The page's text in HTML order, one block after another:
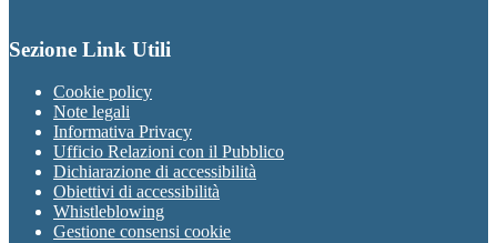
Sezione Link Utili
Cookie policy
Note legali
Informativa Privacy
Ufficio Relazioni con il Pubblico
Dichiarazione di accessibilità
Obiettivi di accessibilità
Whistleblowing
Gestione consensi cookie